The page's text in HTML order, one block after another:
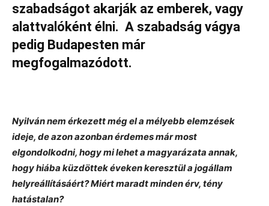
szabadságot akarják az emberek, vagy
alattvalóként élni. A szabadság vágya
pedig Budapesten már
megfogalmazódott.
Nyilván nem érkezett még el a mélyebb elemzések
ideje, de azon azonban érdemes már most
elgondolkodni, hogy mi lehet a magyarázata annak,
hogy hiába küzdöttek éveken keresztül a jogállam
helyreállításáért? Miért maradt minden érv, tény
hatástalan?